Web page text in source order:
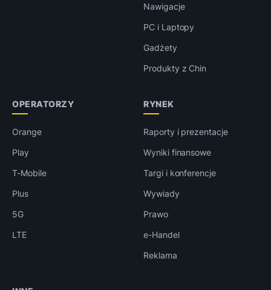
Nawigacje
PC i Laptopy
Gadżety
Produkty z Chin
OPERATORZY
Orange
Play
T-Mobile
Plus
5G
LTE
RYNEK
Raporty i prezentacje
Wyniki finansowe
Targi i konferencje
Wywiady
Prawo
e-Handel
Reklama